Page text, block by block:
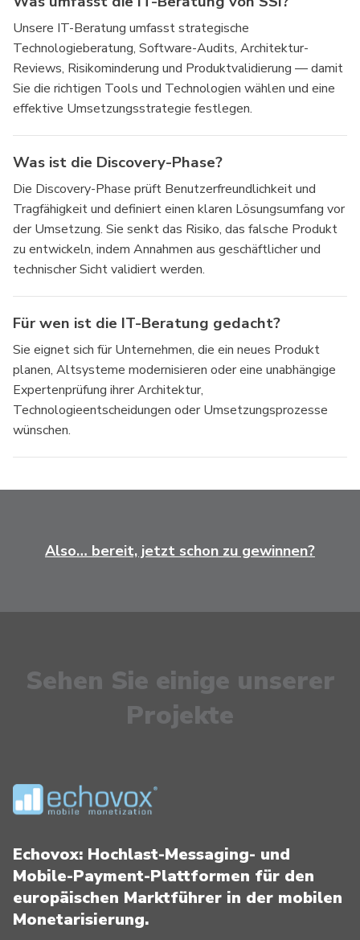
Unsere IT-Beratung umfasst strategische
Technologieberatung, Software-Audits, Architektur-
Reviews, Risikominderung und Produktvalidierung — damit
Sie die richtigen Tools und Technologien wählen und eine
effektive Umsetzungsstrategie festlegen.
Was ist die Discovery-Phase?
Die Discovery-Phase prüft Benutzerfreundlichkeit und
Tragfähigkeit und definiert einen klaren Lösungsumfang vor
der Umsetzung. Sie senkt das Risiko, das falsche Produkt
zu entwickeln, indem Annahmen aus geschäftlicher und
technischer Sicht validiert werden.
Für wen ist die IT-Beratung gedacht?
Sie eignet sich für Unternehmen, die ein neues Produkt
planen, Altsysteme modernisieren oder eine unabhängige
Expertenprüfung ihrer Architektur,
Technologieentscheidungen oder Umsetzungsprozesse
wünschen.
Also… bereit, jetzt schon zu gewinnen?
Sehen Sie einige unserer
Projekte
Echovox: Hochlast-Messaging- und
Mobile-Payment-Plattformen für den
europäischen Marktführer in der mobilen
Monetarisierung.